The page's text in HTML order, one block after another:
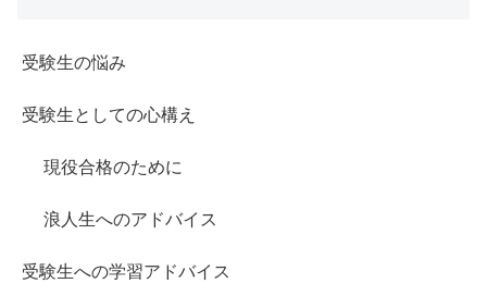
受験生の悩み
受験生としての心構え
現役合格のために
浪人生へのアドバイス
受験生への学習アドバイス